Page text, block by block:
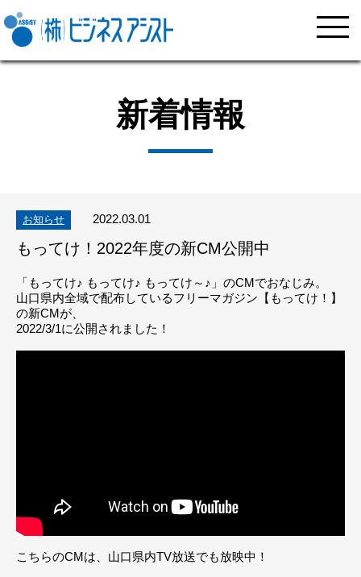
新着情報
お知らせ 2022.03.01
もってけ！2022年度の新CM公開中
「もってけ♪ もってけ♪ もってけ～♪」のCMでおなじみ。
山口県内全域で配布しているフリーマガジン【もってけ！】
の新CMが、
2022/3/1に公開されました！
こちらのCMは、山口県内TV放送でも放映中！